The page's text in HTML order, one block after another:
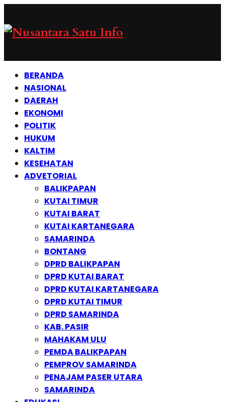
BERANDA
NASIONAL
DAERAH
EKONOMI
POLITIK
HUKUM
KALTIM
KESEHATAN
ADVETORIAL
BALIKPAPAN
KUTAI TIMUR
KUTAI BARAT
KUTAI KARTANEGARA
SAMARINDA
BONTANG
DPRD BALIKPAPAN
DPRD KUTAI BARAT
DPRD KUTAI KARTANEGARA
DPRD KUTAI TIMUR
DPRD SAMARINDA
KAB. PASIR
MAHAKAM ULU
PEMDA BALIKPAPAN
PEMPROV SAMARINDA
PENAJAM PASER UTARA
SAMARINDA